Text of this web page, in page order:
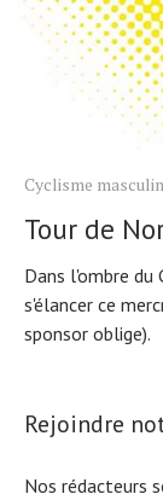
Cyclisme masculin
Tour de
Dans l'ombre du
s'élancer ce
sponsor oblige).
Rejoindre
Nos rédacteurs